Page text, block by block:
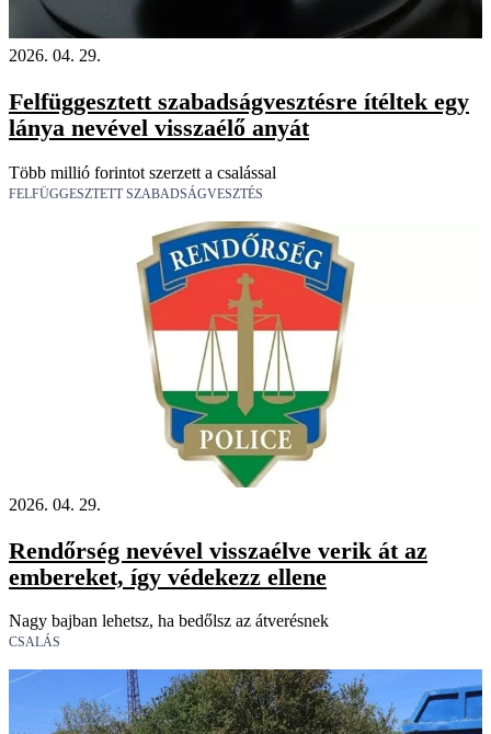
2026. 04. 29.
Felfüggesztett szabadságvesztésre ítéltek egy
lánya nevével visszaélő anyát
Több millió forintot szerzett a csalással
FELFÜGGESZTETT SZABADSÁGVESZTÉS
2026. 04. 29.
Rendőrség nevével visszaélve verik át az
embereket, így védekezz ellene
Nagy bajban lehetsz, ha bedőlsz az átverésnek
CSALÁS